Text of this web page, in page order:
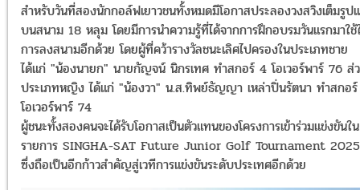
สำหรับวันที่สองนักกอล์ฟเยาวชนทั้งหมดมีโอกาสประลองวงสวิงเต็มรูป
บนสนาม 18 หลุม โดยมีการนำความรู้ที่ได้จากการฝึกอบรมวันแรกมาใช้
การลงสนามอีกด้วย โดยผู้ที่คว้ารางวัลชนะเลิศไปครองในประเภทชาย
ได้แก่ "น้องนายก" นายกัญจน์ นิกรเทศ ทำสกอร์ 4 โอเวอร์พาร์ 76 ส่
ประเภทหญิง ได้แก่ "น้องวา" น.ส.ทิพย์ธัญญา เหล่าปิ่นรัตนา ทำสกอ
โอเวอร์พาร์ 74
ผู้ชนะทั้งสองคนจะได้รับโอกาสเป็นตัวแทนของโครงการเข้าร่วมแข่งขันใน
รายการ SINGHA-SAT Future Junior Golf Tournament 2025
ซึ่งถือเป็นอีกก้าวสำคัญสู่เวทีการแข่งขันระดับประเทศอีกด้วย